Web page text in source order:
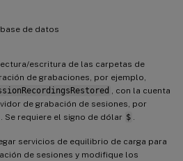
escritura de las carpetas de
de grabaciones, por ejemplo,
, con la cuenta
de grabación de sesiones, por
. Se requiere el signo de dólar $
servicios de equilibrio de carga para
de sesiones y modifique los